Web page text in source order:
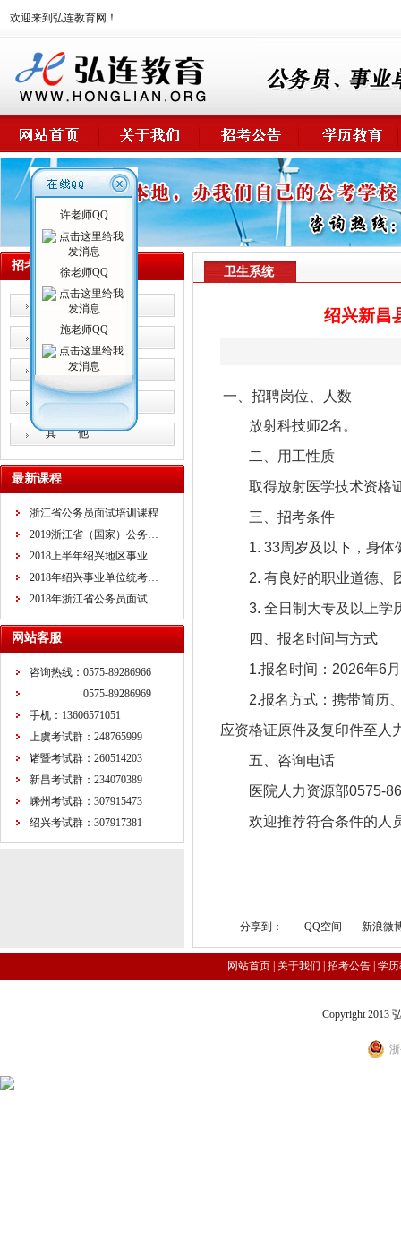
欢迎来到弘连教育网！
招考公告
公 务 员
事业单位
卫生系统
教师招考
其 他
最新课程
浙江省公务员面试培训课程
2019浙江省（国家）公务…
2018上半年绍兴地区事业…
2018年绍兴事业单位统考…
2018年浙江省公务员面试…
网站客服
咨询热线：0575-89286966
0575-89286969
手机：13606571051
上虞考试群：248765999
诸暨考试群：260514203
新昌考试群：234070389
嵊州考试群：307915473
绍兴考试群：307917381
卫生系统
绍兴新昌
一、招聘岗位、人数
放射科技师2名。
二、用工性质
取得放射医学技术资格
三、招考条件
1. 33周岁及以下，身体
2. 有良好的职业道德、
3. 全日制大专及以上学
四、报名时间与方式
1.报名时间：2026年6
2.报名方式：携带简历
应资格证原件及复印件至人
五、咨询电话
医院人力资源部0575-
欢迎推荐符合条件的人
分享到： QQ空间 新浪微
网站首页| 关于我们 招考公告| 学
Copyright 2013
许老师QQ
徐老师QQ
施老师QQ